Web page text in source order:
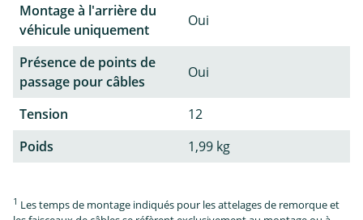
Montage à l'arrière du
véhicule uniquement
Oui
Présence de points de
passage pour câbles
Oui
Tension
12
Poids
1,99 kg
1 Les temps de montage indiqués pour les attelages de remorque et